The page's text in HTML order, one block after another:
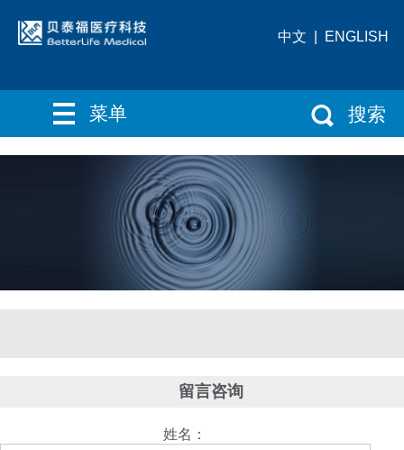
中文 ENGLISH
菜单 搜索
留言咨询
姓名：